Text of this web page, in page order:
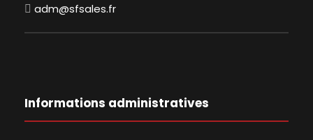
adm@sfsales.fr
Informations administratives